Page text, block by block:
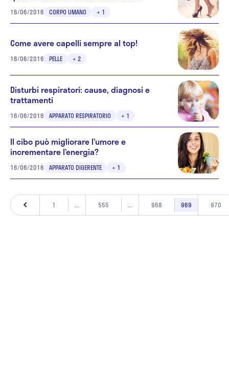
16/06/2016 CORPO UMANO + 1
Come avere capelli sempre al top!
16/06/2016 PELLE + 2
Disturbi respiratori: cause, diagnosi e
trattamenti
16/06/2016 APPARATO RESPIRATORIO + 1
Il cibo può migliorare l’umore e
incrementare l’energia?
16/06/2016 APPARATO DIGERENTE + 1
1 ... 555 ... 968 969 970